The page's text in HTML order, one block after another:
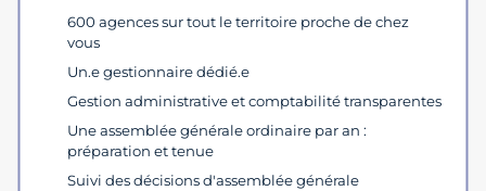
600 agences sur tout le territoire proche de chez
vous
Un.e gestionnaire dédié.e
Gestion administrative et comptabilité transparentes
Une assemblée générale ordinaire par an :
préparation et tenue
Suivi des décisions d'assemblée générale